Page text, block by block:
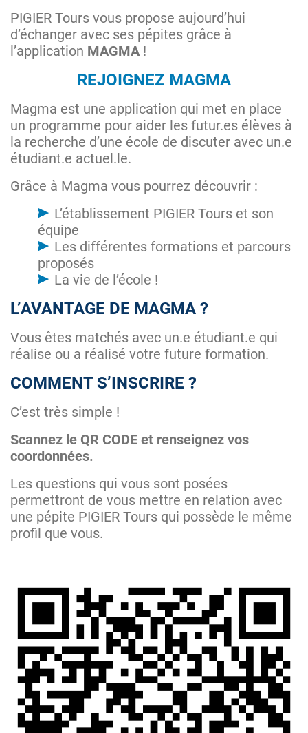
PIGIER Tours vous propose aujourd’hui
d’échanger avec ses pépites grâce à
l’application MAGMA !
REJOIGNEZ MAGMA
Magma est une application qui met en place
un programme pour aider les futur.es élèves à
la recherche d’une école de discuter avec un.e
étudiant.e actuel.le.
Grâce à Magma vous pourrez découvrir :
L’établissement PIGIER Tours et son
équipe
Les différentes formations et parcours
proposés
La vie de l’école !
L’AVANTAGE DE MAGMA ?
Vous êtes matchés avec un.e étudiant.e qui
réalise ou a réalisé votre future formation.
COMMENT S’INSCRIRE ?
C’est très simple !
Scannez le QR CODE et renseignez vos
coordonnées.
Les questions qui vous sont posées
permettront de vous mettre en relation avec
une pépite PIGIER Tours qui possède le même
profil que vous.